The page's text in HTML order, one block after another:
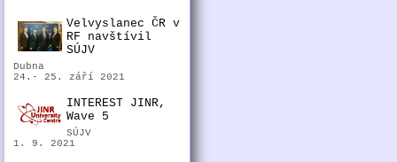
Velvyslanec ČR v
RF navštívil
SÚJV
Dubna
24.- 25. září 2021
INTEREST JINR,
Wave 5
SÚJV
1. 9. 2021